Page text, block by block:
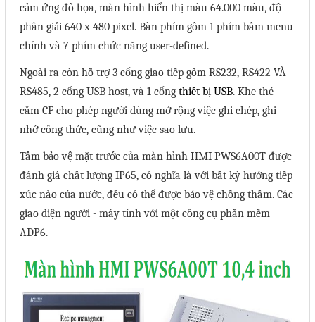
cảm ứng đồ họa, màn hình hiển thị màu 64.000 màu, độ
phân giải 640 x 480 pixel. Bàn phím gồm 1 phím bấm menu
chính và 7 phím chức năng user-defined.
Ngoài ra còn hỗ trợ 3 cổng giao tiếp gồm RS232, RS422 VÀ
RS485, 2 cổng USB host, và 1 cổng thiết bị USB. Khe thẻ
cắm CF cho phép người dùng mở rộng việc ghi chép, ghi
nhớ công thức, cũng như việc sao lưu.
Tấm bảo vệ mặt trước của màn hình HMI PWS6A00T được
đánh giá chất lượng IP65, có nghĩa là với bất kỳ hướng tiếp
xúc nào của nước, đều có thể được bảo vệ chống thấm. Các
giao diện người - máy tính với một công cụ phần mềm
ADP6.
Thiết bị cảnh báo
Thiết bị đo lường - Cảm biến
Bộ đếm - Bộ hẹn giờ
Đồng hồ đo đa năng
Phụ kiện lắp tủ điện
Giới thiệu
Dịch vụ
Thiết kế phần mềm giám sát
và quản lý
Sửa chữa biến tần